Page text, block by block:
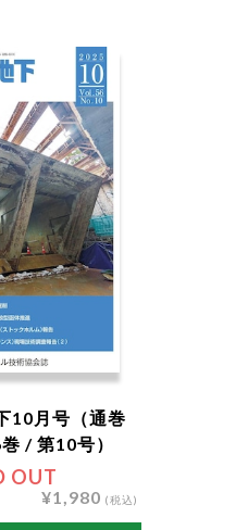
OUT
10月号（通巻
/ 第10号）
¥1,980 (税込)